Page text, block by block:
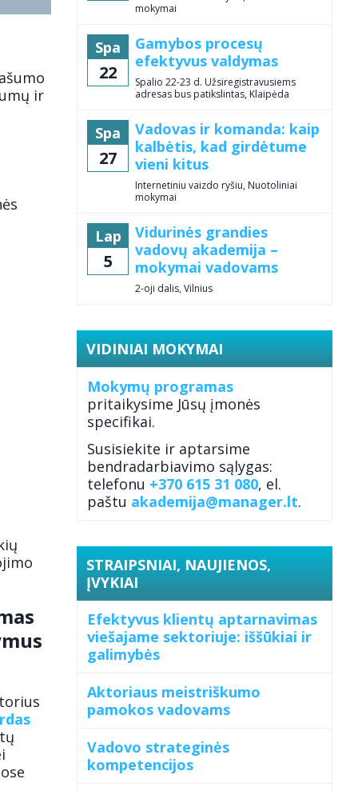
ir
mokymai
Spa
22
Gamybos procesų
efektyvus valdymas
Spalio 22-23 d. Užsiregistravusiems
adresas bus patikslintas, Klaipėda
Spa
27
Vadovas ir komanda: kaip
kalbėtis, kad girdėtume
vieni kitus
Internetiniu vaizdo ryšiu, Nuotoliniai
mokymai
Lap
5
Vidurinės grandies
vadovų akademija –
mokymai vadovams
2-oji dalis, Vilnius
VIDINIAI MOKYMAI
Mokymų programas
pritaikysime Jūsų įmonės
specifikai.
Susisiekite ir aptarsime
bendradarbiavimo sąlygas:
telefonu +370 615 31 080, el.
paštu akademija@manager.lt.
STRAIPSNIAI, NAUJIENOS,
ĮVYKIAI
Efektyvus klientų aptarnavimas
viešajame sektoriuje: iššūkiai ir
galimybės
Aktoriaus meistriškumo
pamokos vadovams
Vadovo strateginės
kompetencijos